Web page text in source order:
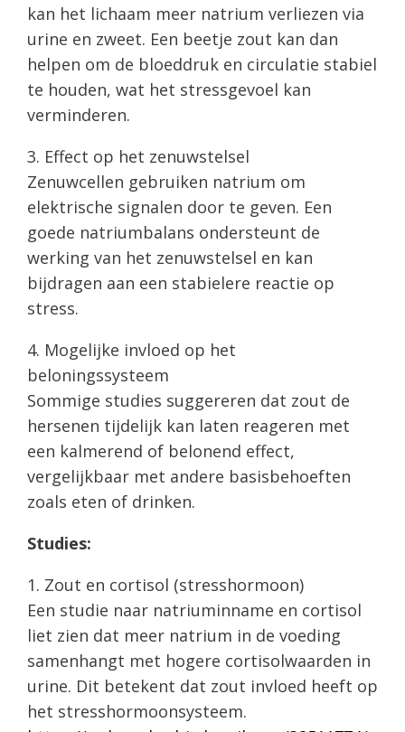
kan het lichaam meer natrium verliezen via
urine en zweet. Een beetje zout kan dan
helpen om de bloeddruk en circulatie stabiel
te houden, wat het stressgevoel kan
verminderen.
3. Effect op het zenuwstelsel
Zenuwcellen gebruiken natrium om
elektrische signalen door te geven. Een
goede natriumbalans ondersteunt de
werking van het zenuwstelsel en kan
bijdragen aan een stabielere reactie op
stress.
4. Mogelijke invloed op het
beloningssysteem
Sommige studies suggereren dat zout de
hersenen tijdelijk kan laten reageren met
een kalmerend of belonend effect,
vergelijkbaar met andere basisbehoeften
zoals eten of drinken.
Studies:
1. Zout en cortisol (stresshormoon)
Een studie naar natriuminname en cortisol
liet zien dat meer natrium in de voeding
samenhangt met hogere cortisolwaarden in
urine. Dit betekent dat zout invloed heeft op
het stresshormoonsysteem.